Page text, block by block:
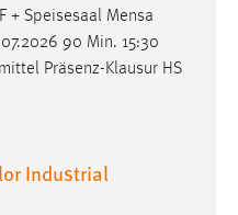
+ Speisesaal Mensa
90 Min. 15:30
Präsenz-Klausur HS
Industrial